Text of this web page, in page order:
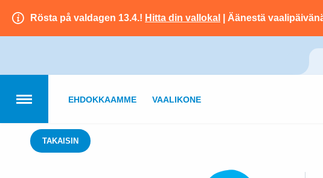
Rösta på valdagen 13.4.! Hitta din vallokal | Äänestä
EHDOKKAAMME VAALIKONE
TAKAISIN